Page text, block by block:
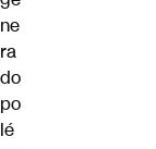
ne
ra
do
po
lé